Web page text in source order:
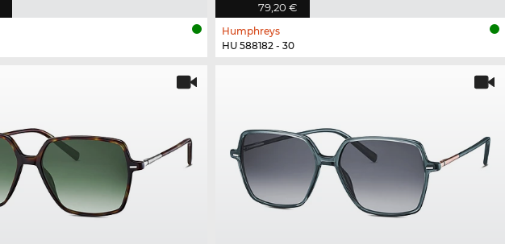
79,20 €
Humphreys
HU 588182 - 30